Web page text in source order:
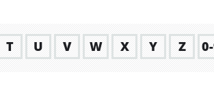
T U V W X Y Z